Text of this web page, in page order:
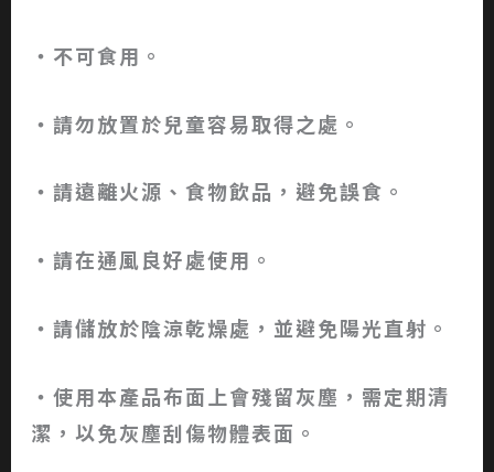
‧不可食用。
‧請勿放置於兒童容易取得之處。
‧請遠離火源、食物飲品，避免誤食。
‧請在通風良好處使用。
‧請儲放於陰涼乾燥處，並避免陽光直射。
‧使用本產品布面上會殘留灰塵，需定期清
潔，以免灰塵刮傷物體表面。